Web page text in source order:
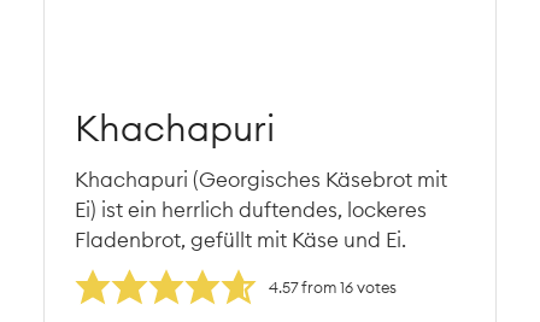
Khachapuri
Khachapuri (Georgisches Käsebrot mit
Ei) ist ein herrlich duftendes, lockeres
Fladenbrot, gefüllt mit Käse und Ei.
4.57from16votes